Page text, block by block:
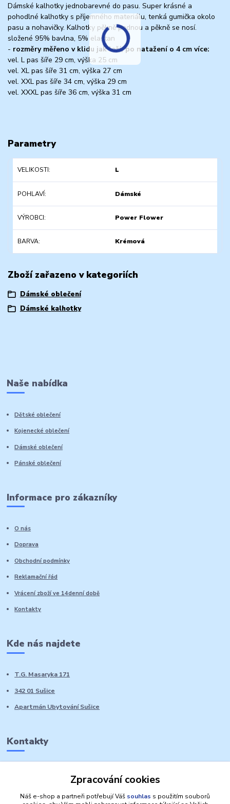
Dámské kalhotky jednobarevné do pasu. Super krásné a
pohodlné kalhotky s příjemného materiálu, tenká gumička okolo
pasu a nohavičky. Kalhotky pěkně padnou a pěkně se nosí.
složené 95% bavlna, 5% elastan
- rozměry měřeno v klidu jak leží, po natažení o 4 cm více:
vel. L pas šíře 29 cm, výška 25 cm
vel. XL pas šíře 31 cm, výška 27 cm
vel. XXL pas šíře 34 cm, výška 29 cm
vel. XXXL pas šíře 36 cm, výška 31 cm
Parametry
VELIKOSTI L
POHLAVÍ Dámské
VÝROBCI Power Flower
BARVA Krémová
Zboží zařazeno v kategoriích
Dámské oblečení
Dámské kalhotky
Naše nabídka
Dětské oblečení
Kojenecké oblečení
Dámské oblečení
Pánské oblečení
Informace pro zákazníky
O nás
Doprava
Obchodní podmínky
Reklamační řád
Vrácení zboží ve 14denní době
Kontakty
Kde nás najdete
T.G. Masaryka 171
342 01 Sušice
Apartmán Ubytování Sušice
Kontakty
Zpracování cookies
Náš e-shop a partneři potřebují Váš souhlas s použitím souborů